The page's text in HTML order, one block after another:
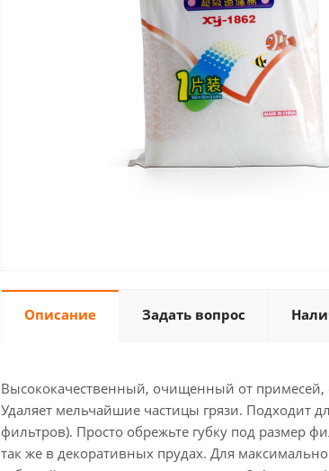
Описание Задать вопрос
Высококачественный, очищенный от примесей,
Удаляет мельчайшие частицы грязи. Подходит
фильтров). Просто обрежьте губку под размер
так же в декоративных прудах. Для